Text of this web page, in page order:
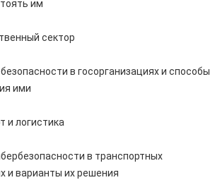
им
сектор
в госорганизациях и способы
ими
и логистика
в транспортных
и варианты их решения